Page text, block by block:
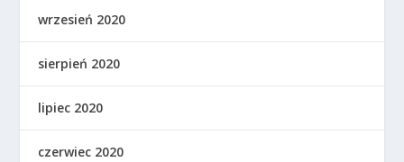
wrzesień 2020
sierpień 2020
lipiec 2020
czerwiec 2020